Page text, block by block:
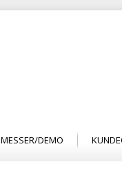
MESSER/DEMO